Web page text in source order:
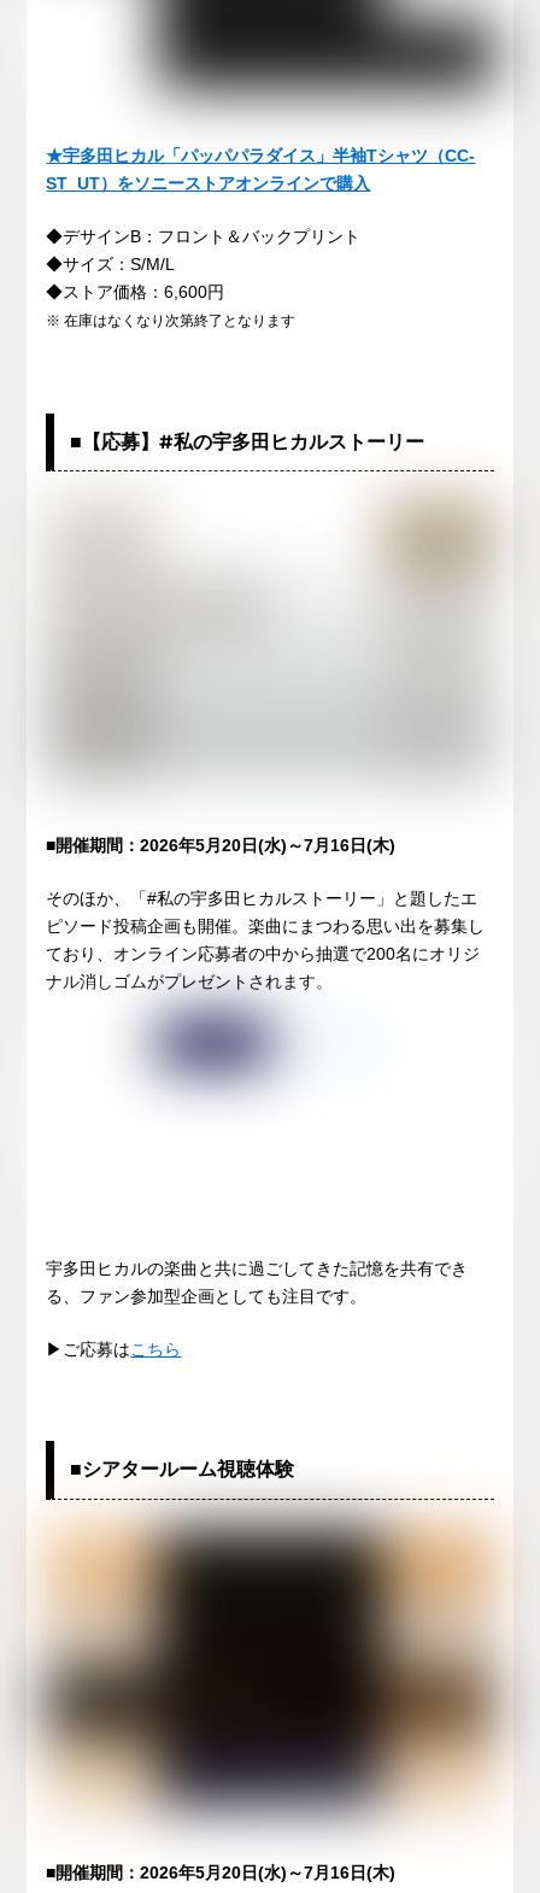
★宇多田ヒカル「パッパパラダイス」半袖Tシャツ（CC-
ST_UT）をソニーストアオンラインで購入
◆デサインB：フロント＆バックプリント
◆サイズ：S/M/L
◆ストア価格：6,600円
※ 在庫はなくなり次第終了となります
■【応募】#私の宇多田ヒカルストーリー
■開催期間：2026年5月20日(水)～7月16日(木)
そのほか、「#私の宇多田ヒカルストーリー」と題したエ
ピソード投稿企画も開催。楽曲にまつわる思い出を募集し
ており、オンライン応募者の中から抽選で200名にオリジ
ナル消しゴムがプレゼントされます。
宇多田ヒカルの楽曲と共に過ごしてきた記憶を共有でき
る、ファン参加型企画としても注目です。
▶ご応募はこちら
■シアタールーム視聴体験
■開催期間：2026年5月20日(水)～7月16日(木)